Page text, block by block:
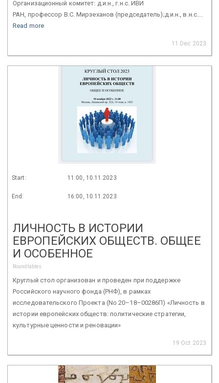
Организационный комитет: д.и.н., г.н.с. ИВИ
РАН, профессор В.С. Мирзеханов (председатель);д.и.н., в.н.с....
Read more
11 Dec 2023
Start: 11:00, 10.11.2023
End: 16:00, 10.11.2023
ЛИЧНОСТЬ В ИСТОРИИ
ЕВРОПЕЙСКИХ ОБЩЕСТВ. ОБЩЕЕ
И ОСОБЕННОЕ
Roundtables
Круглый стол организован и проведен при поддержке
Российского научного фонда (РНФ), в рамках
исследовательского Проекта (No 20–18–00286П) «Личность в
истории европейских обществ: политические стратегии,
культурные ценности и реновации»
19 Oct 2023